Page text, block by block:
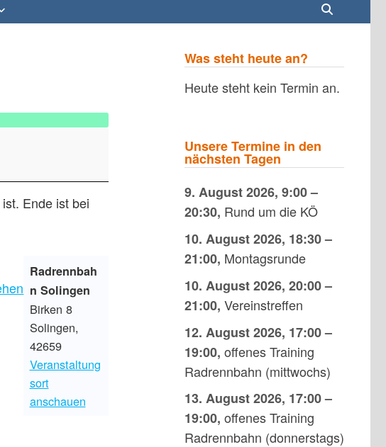
Ende ist bei
Radrennbah
n Solingen
Birken 8
Solingen,
42659
Veranstaltung
sort
anschauen
Was steht heute an?
Heute steht kein Termin an.
Unsere Termine in den
nächsten Tagen
9. August 2026, 9:00–
20:30, Rund um die KÖ
10. August 2026, 18:30–
21:00, Montagsrunde
10. August 2026, 20:00–
21:00, Vereinstreffen
12. August 2026, 17:00–
19:00, offenes Training
Radrennbahn (mittwochs)
13. August 2026, 17:00–
19:00, offenes Training
Radrennbahn (donnerstags)